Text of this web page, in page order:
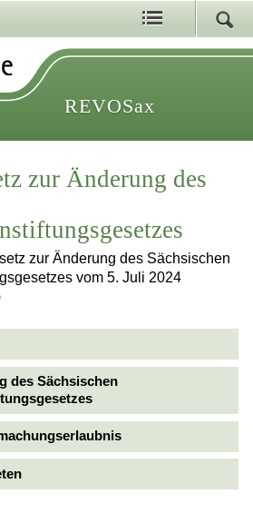
REVOSax
zur Änderung des
zur Änderung des Sächsischen
vom 5. Juli 2024
des Sächsischen